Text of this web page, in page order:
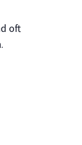
oft